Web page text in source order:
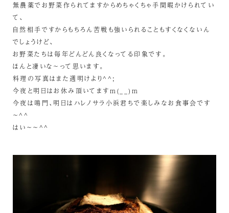
無農薬でお野菜作られてますからめちゃくちゃ手間暇かけられてい
て、
自然相手ですからもちろん苦戦も強いられることもすくなくないん
でしょうけど、
お野菜たちは毎年どんどん良くなってる印象です。
ほんと凄いな～って思います。
料理の写真はまた週明けより^^;
今夜と明日はお休み頂いてますm(__)m
今夜は鳴門、明日はハレノサラ小浜君ちで楽しみなお食事会です
～^^
はい～～^^